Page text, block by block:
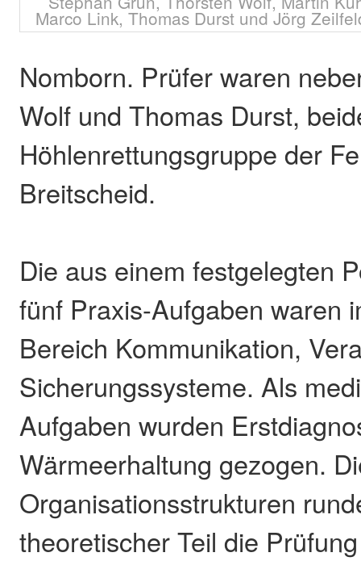
Marco Link, Thomas Durst und Jörg
Nomborn. Prüfer waren
Wolf und Thomas Durst,
Höhlenrettungsgruppe der
Breitscheid.
Die aus einem festgelegten
fünf Praxis-Aufgaben waren
Bereich Kommunikation,
Sicherungssysteme. Als
Aufgaben wurden
Wärmeerhaltung gezogen.
Organisationsstrukturen
theoretischer Teil die